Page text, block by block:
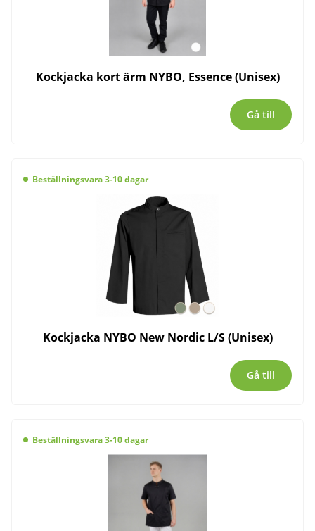
Kockjacka kort ärm NYBO, Essence (Unisex)
Gå till
Beställningsvara 3-10 dagar
Kockjacka NYBO New Nordic L/S (Unisex)
Gå till
Beställningsvara 3-10 dagar